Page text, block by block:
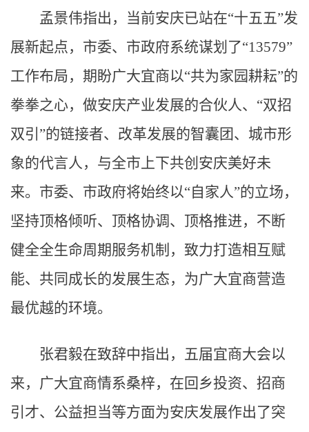
孟景伟指出，当前安庆已站在“十五五”发
展新起点，市委、市政府系统谋划了“13579”
工作布局，期盼广大宜商以“共为家园耕耘”的
拳拳之心，做安庆产业发展的合伙人、“双招
双引”的链接者、改革发展的智囊团、城市形
象的代言人，与全市上下共创安庆美好未
来。市委、市政府将始终以“自家人”的立场，
坚持顶格倾听、顶格协调、顶格推进，不断
健全全生命周期服务机制，致力打造相互赋
能、共同成长的发展生态，为广大宜商营造
最优越的环境。
张君毅在致辞中指出，五届宜商大会以
来，广大宜商情系桑梓，在回乡投资、招商
引才、公益担当等方面为安庆发展作出了突